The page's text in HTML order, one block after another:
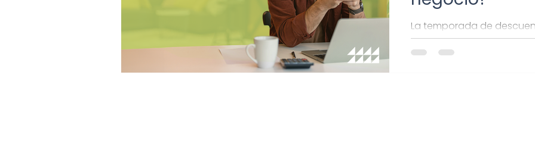
La temporada de
tiene más peso en
gustaría aprovecharlo, lee